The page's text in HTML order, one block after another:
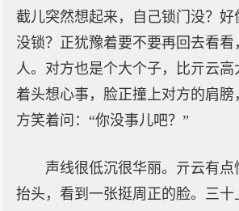
截儿突然想起来，自己锁门没？
没锁？正犹豫着要不要再回去看看
人。对方也是个大个子，比亓云
着头想心事，脸正撞上对方的肩
方笑着问：“你没事儿吧？”
声线很低沉很华丽。亓云有
抬头，看到一张挺周正的脸。三十